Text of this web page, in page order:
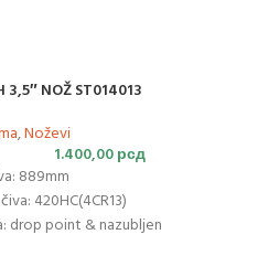
3,5″ NOŽ ST014013
,Noževi
1.400,00рсд
889mm
420HC(4CR13)
drop point & nazubljen